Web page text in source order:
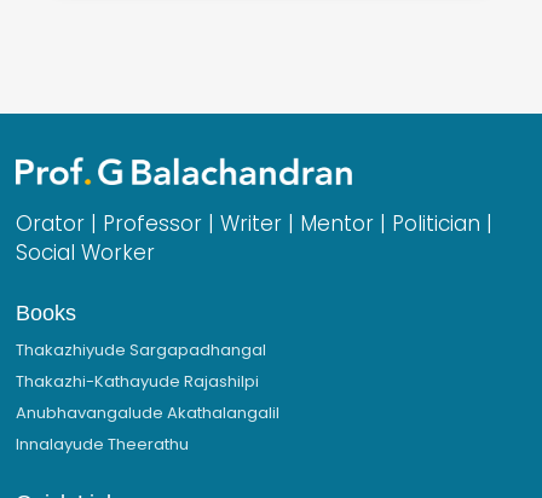
Orator | Professor | Writer | Mentor | Politician |
Social Worker
Books
Thakazhiyude Sargapadhangal
Thakazhi-Kathayude Rajashilpi
Anubhavangalude Akathalangalil
Innalayude Theerathu